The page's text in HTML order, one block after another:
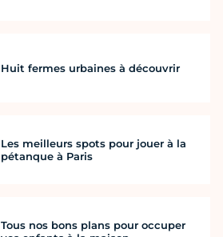
Huit fermes urbaines à découvrir
Les meilleurs spots pour jouer à la
pétanque à Paris
Tous nos bons plans pour occuper